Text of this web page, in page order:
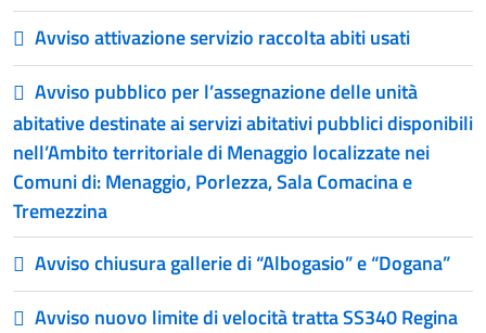
Avviso attivazione servizio raccolta abiti usati
Avviso pubblico per l’assegnazione delle unità
abitative destinate ai servizi abitativi pubblici disponibili
nell’Ambito territoriale di Menaggio localizzate nei
Comuni di: Menaggio, Porlezza, Sala Comacina e
Tremezzina
Avviso chiusura gallerie di “Albogasio” e “Dogana”
Avviso nuovo limite di velocità tratta SS340 Regina